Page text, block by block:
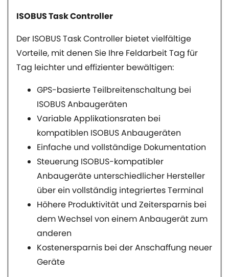
ISOBUS Task Controller
Der ISOBUS Task Controller bietet vielfältige
Vorteile, mit denen Sie Ihre Feldarbeit Tag für
Tag leichter und effizienter bewältigen:
GPS-basierte Teilbreitenschaltung bei
ISOBUS Anbaugeräten
Variable Applikationsraten bei
kompatiblen ISOBUS Anbaugeräten
Einfache und vollständige Dokumentation
Steuerung ISOBUS-kompatibler
Anbaugeräte unterschiedlicher Hersteller
über ein vollständig integriertes Terminal
Höhere Produktivität und Zeitersparnis bei
dem Wechsel von einem Anbaugerät zum
anderen
Kostenersparnis bei der Anschaffung neuer
Geräte